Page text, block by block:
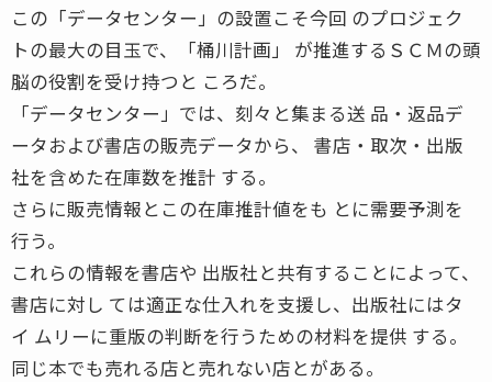
この「データセンター」の設置こそ今回 のプロジェク
トの最大の目玉で、「桶川計画」 が推進するＳＣＭの頭
脳の役割を受け持つと ころだ。
「データセンター」では、刻々と集まる送 品・返品デ
ータおよび書店の販売データから、 書店・取次・出版
社を含めた在庫数を推計 する。
さらに販売情報とこの在庫推計値をも とに需要予測を
行う。
これらの情報を書店や 出版社と共有することによって、
書店に対し ては適正な仕入れを支援し、出版社にはタ
イ ムリーに重版の判断を行うための材料を提供 する。
同じ本でも売れる店と売れない店とがある。